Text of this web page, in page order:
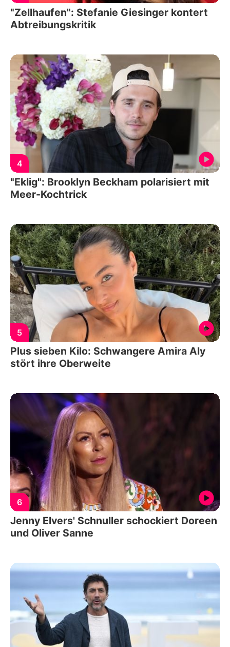
"Zellhaufen": Stefanie Giesinger kontert
Abtreibungskritik
4
"Eklig": Brooklyn Beckham polarisiert mit
Meer-Kochtrick
5
Plus sieben Kilo: Schwangere Amira Aly
stört ihre Oberweite
6
Jenny Elvers' Schnuller schockiert Doreen
und Oliver Sanne